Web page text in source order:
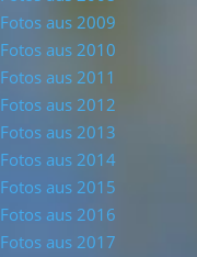
Fotos aus 2009
Fotos aus 2010
Fotos aus 2011
Fotos aus 2012
Fotos aus 2013
Fotos aus 2014
Fotos aus 2015
Fotos aus 2016
Fotos aus 2017